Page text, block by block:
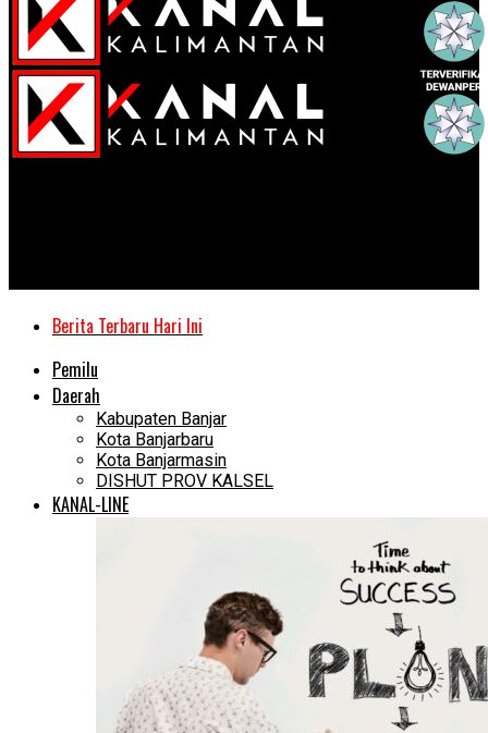
Berita Terbaru Hari Ini
Pemilu
Daerah
Kabupaten Banjar
Kota Banjarbaru
Kota Banjarmasin
DISHUT PROV KALSEL
KANAL-LINE